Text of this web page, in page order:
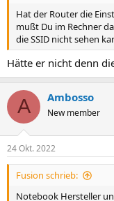
Hat der Router die
mußt Du im Rechner
die SSID nicht sehen
Hätte er nicht denn
A Ambosso
New member
24 Okt. 2022
Fusion schrieb:
Notebook Hersteller